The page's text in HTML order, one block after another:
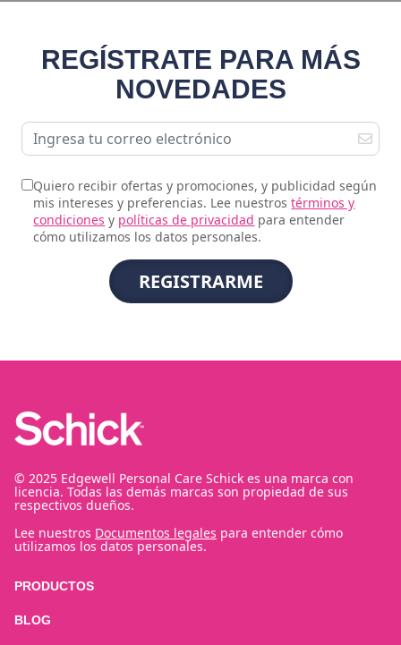
REGÍSTRATE PARA MÁS
NOVEDADES
Quiero recibir ofertas y promociones, y publicidad según
mis intereses y preferencias. Lee nuestrostérminos y
condiciones y políticas de privacidad para entender
cómo utilizamos los datos personales.
© 2025 Edgewell Personal Care Schick es una marca con
licencia. Todas las demás marcas son propiedad de sus
respectivos dueños.
Lee nuestros Documentos legales para entender cómo
utilizamos los datos personales.
PRODUCTOS
BLOG